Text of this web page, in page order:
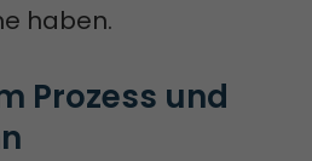
haben.
Prozess und